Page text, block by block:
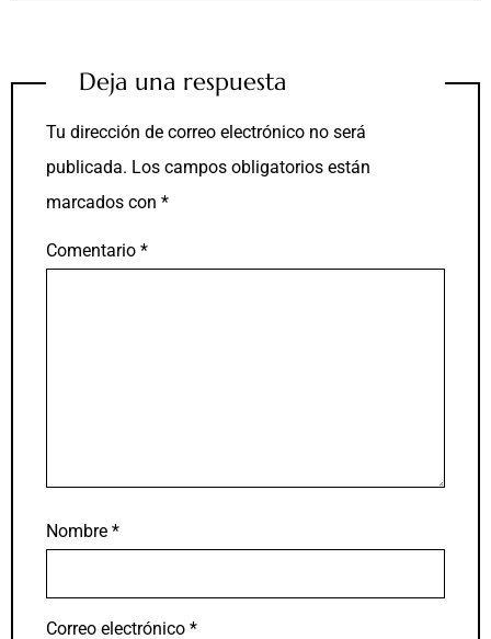
Deja una respuesta
Tu dirección de correo electrónico no será
publicada. Los campos obligatorios están
marcados con *
Comentario *
Nombre *
Correo electrónico *